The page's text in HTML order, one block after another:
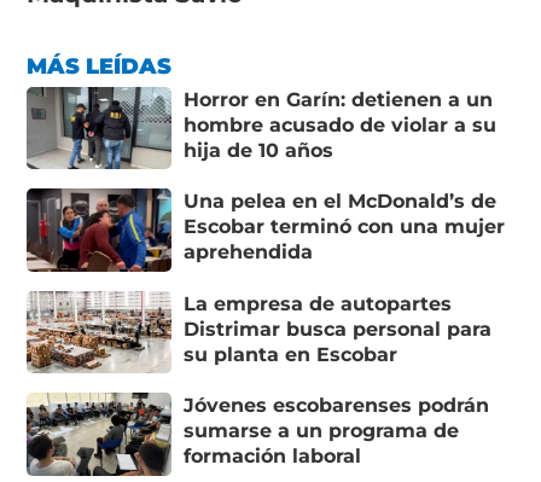
MÁS LEÍDAS
Horror en Garín: detienen a un
hombre acusado de violar a su
hija de 10 años
Una pelea en el McDonald’s de
Escobar terminó con una mujer
aprehendida
La empresa de autopartes
Distrimar busca personal para
su planta en Escobar
Jóvenes escobarenses podrán
sumarse a un programa de
formación laboral